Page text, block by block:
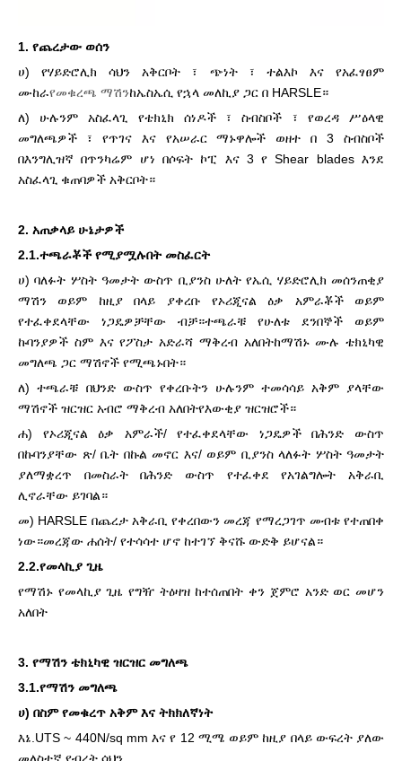
1. የጨረታው ወሰን
ሀ) የሃይድሮሊክ ሳህን አቅርቦት ፣ ጭነት ፣ ተልእኮ እና የአፈፃፀም
ሙከራየመቁረጫ ማሽንከኤስኤሲ የኋላ መለኪያ ጋር በ HARSLE።
ለ) ሁሉንም አስፈላጊ የቴክኒክ ሰነዶች ፣ ስብስቦች ፣ የወረዳ ሥዕላዊ
መግለጫዎች ፣ የጥገና እና የአሠራር ማኑዋሎች ወዘተ በ 3 ስብስቦች
በእንግሊዝኛ በጥንካሬም ሆነ በሶፍት ኮፒ እና 3 የ Shear blades እንደ
አስፈላጊ ቁጠባዎች አቅርቦት።
2. አጠቃላይ ሁኔታዎች
2.1.ተጫራቾች የሚያሟሉበት መስፈርት
ሀ) ባለፉት ሦስት ዓመታት ውስጥ ቢያንስ ሁለት የኤሲ ሃይድሮሊክ መሰንጠቂያ
ማሽን ወይም ከዚያ በላይ ያቀረቡ የኦሪጂናል ዕቃ አምራቾች ወይም
የተፈቀደላቸው ነጋዴዎቻቸው ብቻ።ተጫራቹ የሁለቱ ደንበኞች ወይም
ኩባንያዎች ስም እና የፖስታ አድራሻ ማቅረብ አለበትከማሽኑ ሙሉ ቴክኒካዊ
መግለጫ ጋር ማሽኖች የሚጫኑበት።
ለ) ተጫራቹ በህንድ ውስጥ የቀረቡትን ሁሉንም ተመሳሳይ አቅም ያላቸው
ማሽኖች ዝርዝር አብሮ ማቅረብ አለበትየእውቂያ ዝርዝሮች።
ሐ) የኦሪጂናል ዕቃ አምራች/ የተፈቀደላቸው ነጋዴዎች በሕንድ ውስጥ
በኩባንያቸው ጽ/ ቤት በኩል መኖር እና/ ወይም ቢያንስ ላለፉት ሦስት ዓመታት
ያለማቋረጥ በመስራት በሕንድ ውስጥ የተፈቀደ የአገልግሎት አቅራቢ
ሊኖራቸው ይገባል።
መ) HARSLE በጨረታ አቅራቢ የቀረበውን መረጃ የማረጋገጥ መብቱ የተጠበቀ
ነው።መረጃው ሐሰት/ የተሳሳተ ሆኖ ከተገኘ ቅናሹ ውድቅ ይሆናል።
2.2.የመላኪያ ጊዜ
የማሽኑ የመላኪያ ጊዜ የግዥ ትዕዛዝ ከተሰጠበት ቀን ጀምሮ አንድ ወር መሆን
አለበት
3. የማሽን ቴክኒካዊ ዝርዝር መግለጫ
3.1.የማሽን መግለጫ
ሀ) በስም የመቁረጥ አቅም እና ትክክለኛነት
እኔ.UTS ~ 440N/sq mm እና የ 12 ሚሜ ወይም ከዚያ በላይ ውፍረት ያለው